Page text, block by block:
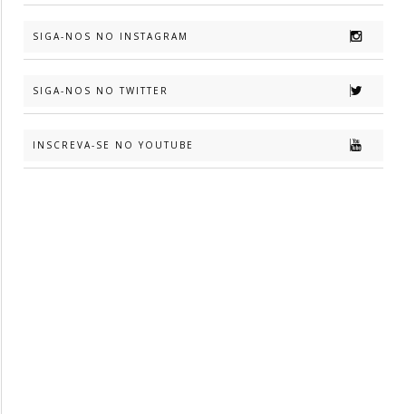
SIGA-NOS NO INSTAGRAM
SIGA-NOS NO TWITTER
INSCREVA-SE NO YOUTUBE